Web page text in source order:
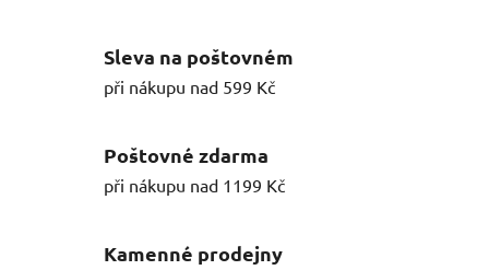
Sleva na poštovném
při nákupu nad 599 Kč
Poštovné zdarma
při nákupu nad 1199 Kč
Kamenné prodejny